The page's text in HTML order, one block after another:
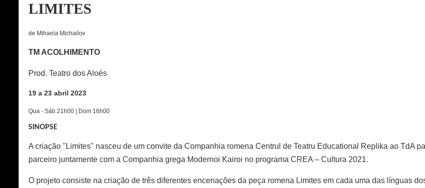
LIMITES
de Mihaela Michailov
TM ACOLHIMENTO
Prod. Teatro dos Aloés
19 a 23 abril 2023
Qua - Sáb 21h00 | Dom 16h00
SINOPSE
A criação "Limites" nasceu de um convite da Companhia romena Centrul de Teatru Educational Replika ao TdA
parceiro juntamente com a Companhia grega Modernoi Kairoi no programa CREA – Cultura 2021.
O projeto consiste na criação de três diferentes encenações da peça romena Limites em cada uma das línguas